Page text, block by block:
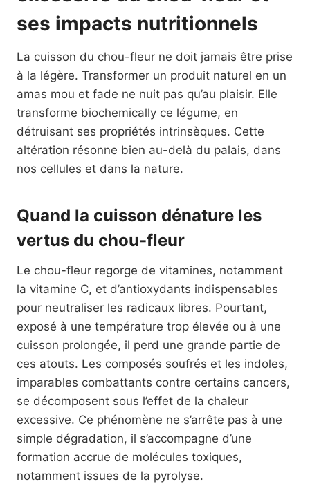
ses impacts nutritionnels
La cuisson du chou-fleur ne doit jamais être prise
à la légère. Transformer un produit naturel en un
amas mou et fade ne nuit pas qu’au plaisir. Elle
transforme biochemically ce légume, en
détruisant ses propriétés intrinsèques. Cette
altération résonne bien au-delà du palais, dans
nos cellules et dans la nature.
Quand la cuisson dénature les
vertus du chou-fleur
Le chou-fleur regorge de vitamines, notamment
la vitamine C, et d’antioxydants indispensables
pour neutraliser les radicaux libres. Pourtant,
exposé à une température trop élevée ou à une
cuisson prolongée, il perd une grande partie de
ces atouts. Les composés soufrés et les indoles,
imparables combattants contre certains cancers,
se décomposent sous l’effet de la chaleur
excessive. Ce phénomène ne s’arrête pas à une
simple dégradation, il s’accompagne d’une
formation accrue de molécules toxiques,
notamment issues de la pyrolyse.